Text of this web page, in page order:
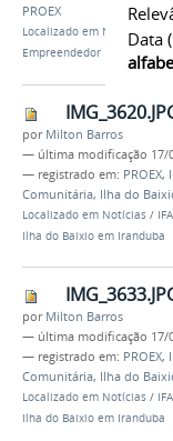
Data
PROEX
Localizado em Notícias
Empreendedor
por Milton Barros
— última modificação 17/
— registrado em: PROEX,
Comunitária, Ilha do
Localizado em Notícias /
Ilha do Baixio em Iranduba
por Milton Barros
— última modificação 17/
— registrado em: PROEX,
Comunitária, Ilha do
Localizado em Notícias /
Ilha do Baixio em Iranduba